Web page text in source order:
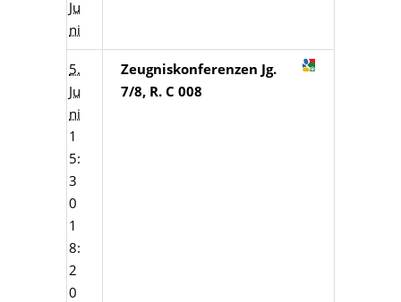
Ju
ni
5.
Ju
ni
1
5:
3
0
1
8:
2
0
Zeugniskonferenzen Jg.
7/8, R. C 008